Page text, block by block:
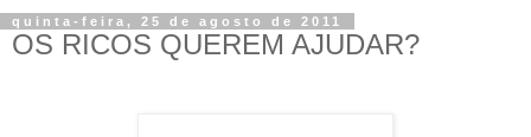
quinta-feira, 25 de agosto de 2011
OS RICOS QUEREM AJUDAR?